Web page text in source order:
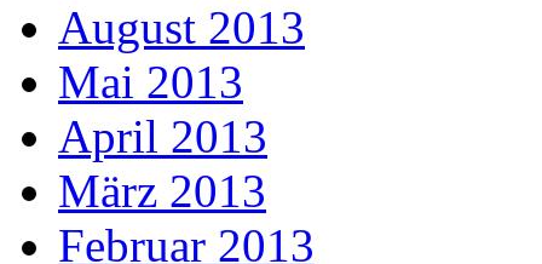
August 2013
Mai 2013
April 2013
März 2013
Februar 2013